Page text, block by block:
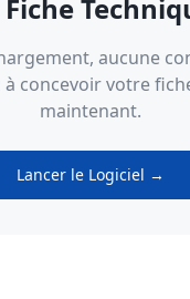
aucune
à concevoir votre
maintenant.
Lancer le Logiciel →